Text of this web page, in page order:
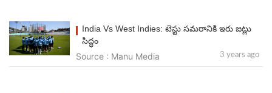
India Vs West Indies: టెస్టు సమరానికి ఇరు జట్లు
సిద్ధం
Source : Manu Media 3 years ago